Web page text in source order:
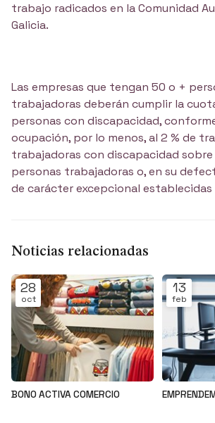
trabajo radicados en la Comunidad
Galicia.
Las empresas que tengan 50 o +
trabajadoras deberán cumplir la
personas con discapacidad,
ocupación, por lo menos, al 2 % de
trabajadoras con discapacidad
personas trabajadoras o, en su
de carácter excepcional establecidas
Noticias relacionadas
28
oct
BONO ACTIVA COMERCIO
13
feb